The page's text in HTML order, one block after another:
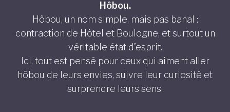
mais en mieux.
Hôbou.
Hôbou, un nom simple, mais pas banal :
contraction de Hôtel et Boulogne, et surtout un
véritable état d’esprit.
Ici, tout est pensé pour ceux qui aiment aller
hôbou de leurs envies, suivre leur curiosité et
surprendre leurs sens.